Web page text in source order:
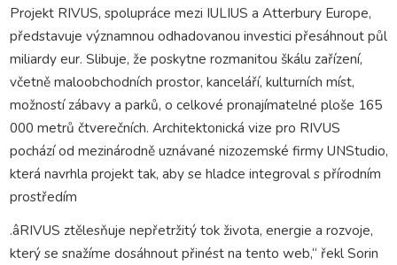
Projekt RIVUS, spolupráce mezi IULIUS a Atterbury Europe,
představuje významnou odhadovanou investici přesáhnout půl
miliardy eur. Slibuje, že poskytne rozmanitou škálu zařízení,
včetně maloobchodních prostor, kanceláří, kulturních míst,
možností zábavy a parků, o celkové pronajímatelné ploše 165
000 metrů čtverečních. Architektonická vize pro RIVUS
pochází od mezinárodně uznávané nizozemské firmy UNStudio,
která navrhla projekt tak, aby se hladce integroval s přírodním
prostředím
.âRIVUS ztělesňuje nepřetržitý tok života, energie a rozvoje,
který se snažíme dosáhnout přinést na tento web,“ řekl Sorin